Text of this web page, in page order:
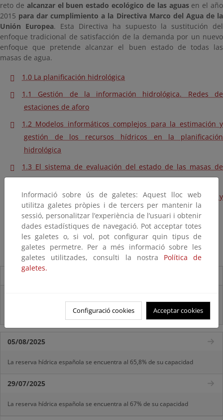
reto de alcanzar el buen estado ecológico de las aguasen el año
2015 para dar cumplimiento a la Directiva Marco del Agua de la
Unión Europea. Esta Directiva ha supuesto la sustitución del
enfoque tradicional de satisfacción de la demanda por un nuevo
enfoque que pretende alcanzar el buen estado de todas las
masas de agua.
1.0 La planificación hidrológica
1.1 Gestión de la información hidrológica. Redes de
estaciones de aforo
1.2 Modelos informáticos complejos para la estimación y
gestión de los recursos hídricos en la planificación
hidrológica
1.3 El sistema de evaluación del estado de las masas de
agua
1.4 Sistema de evaluación económica de proyectos y
recuperación de costes
1.5 La planificación coordinada del agua y energía
1.6 Establecimiento de caudales ecológicos
Inf. Pública RD medidas gestión riesgo inundación
05/08/2025
La reserva hídrica española se encuentra al 65,8% de su capacidad
29/07/2025
La reserva hídrica española se encuentra al 67% de su capacidad
Informació sobre ús de galetes: Aquest lloc web
utilitza galetes pròpies i de tercers per mantenir la
sessió, personalitzar l’experiència de l’usuari i obtenir
dades estadístiques de navegació. Pot acceptar totes
les galetes o, si vol, pot configurar quin tipus de
galetes permetre. Per a més informació sobre les
galetes utilitzades, consulti la nostra Política de
galetes.
Configuració cookies Acceptar cookies